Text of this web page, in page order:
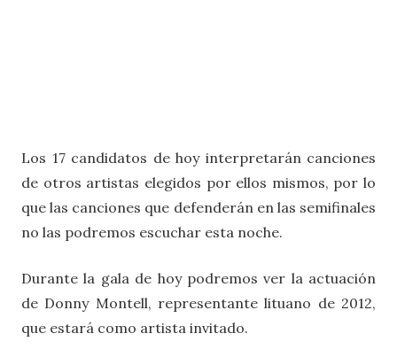
Los 17 candidatos de hoy interpretarán canciones
de otros artistas elegidos por ellos mismos, por lo
que las canciones que defenderán en las semifinales
no las podremos escuchar esta noche.
Durante la gala de hoy podremos ver la actuación
de Donny Montell, representante lituano de 2012,
que estará como artista invitado.